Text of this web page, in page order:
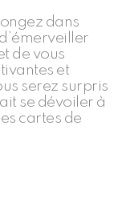
dans
de vous
et
serez surpris
se dévoiler à
cartes de